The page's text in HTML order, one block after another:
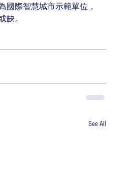
國際智慧城市示範單位，
缺。
See All